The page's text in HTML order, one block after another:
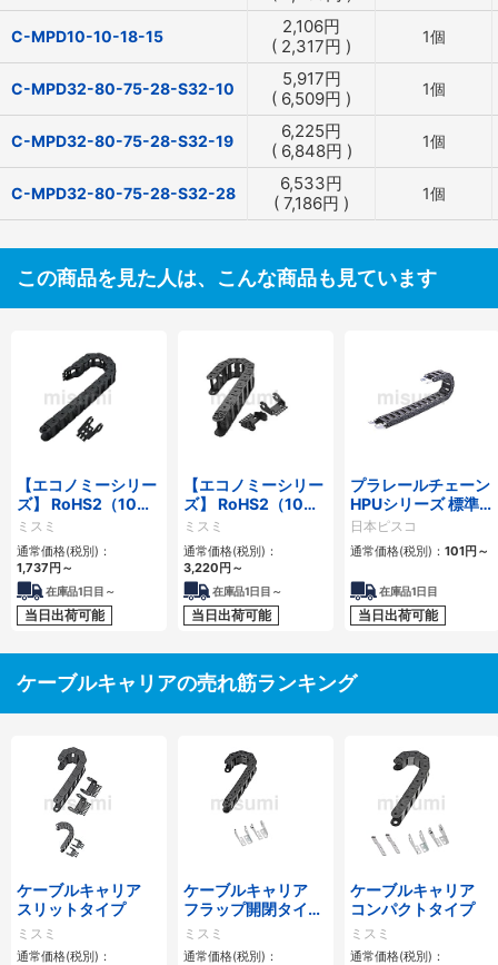
C-MPD10-10-18-15 2,106円
( 2,317円 ) 1個
C-MPD32-80-75-28-S32-10 5,917円
( 6,509円 ) 1個
C-MPD32-80-75-28-S32-19 6,225円
( 6,848円 ) 1個
C-MPD32-80-75-28-S32-28 6,533円
( 7,186円 ) 1個
この商品を見た人は、こんな商品も見ています
【エコノミーシリー
ズ】 RoHS2（10物
質）対応 ケーブルキ
ャリア 内外周側スナ
ップ開閉タイプ
ミスミ
通常価格(税別)：
1,737円～
在庫品1日目～
当日出荷可能
【エコノミーシリー
ズ】 RoHS2（10物
質）対応 ケーブルキ
ャリア 中荷重タイプ
ミスミ
通常価格(税別)：
3,220円～
在庫品1日目～
当日出荷可能
プラレールチェーン
HPUシリーズ 標準タ
イプ フラップ開閉
日本ピスコ
通常価格(税別)： 101円～
在庫品1日目
当日出荷可能
ケーブルキャリアの売れ筋ランキング
ケーブルキャリア
スリットタイプ
ミスミ
通常価格(税別)：
ケーブルキャリア
フラップ開閉タイ
プ 本体＋取付金具
ミスミ
通常価格(税別)：
ケーブルキャリア
コンパクトタイプ
ミスミ
通常価格(税別)：